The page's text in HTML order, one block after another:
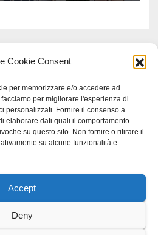
Cookie Consent
per memorizzare e/o accedere ad
per migliorare l'esperienza di
personalizzati. Fornire il consenso a
elaborare dati quali il comportamento
su questo sito. Non fornire o ritirare il
su alcune funzionalità e
Accept
Deny
|Tema: Newspaperex di
studio specialistico bracciano